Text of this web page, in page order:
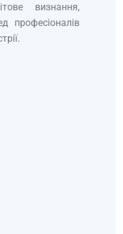
визнання,
професіоналів